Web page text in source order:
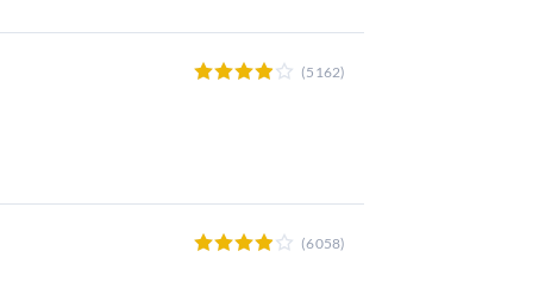
(5162)
(6058)